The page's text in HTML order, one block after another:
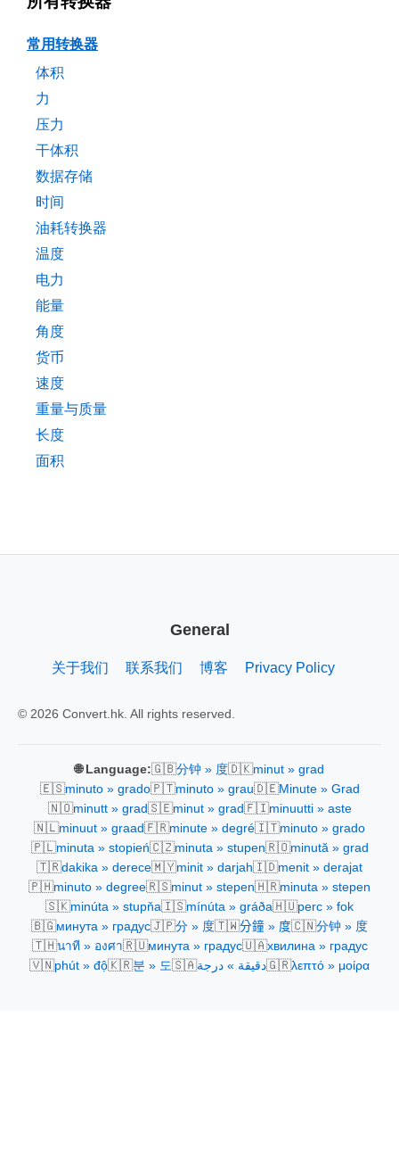
常用转换器
体积
力
压力
干体积
数据存储
时间
油耗转换器
温度
电力
能量
角度
货币
速度
重量与质量
长度
面积
General
关于我们 联系我们 博客 Privacy Policy
© 2026 Convert.hk. All rights reserved.
🌐 Language:🇬🇧分钟 » 度🇩🇰minut » grad
🇪🇸minuto » grado🇵🇹minuto » grau🇩🇪Minute » Grad
🇳🇴minutt » grad🇸🇪minut » grad🇫🇮minuutti » aste
🇳🇱minuut » graad🇫🇷minute » degré🇮🇹minuto » grado
🇵🇱minuta » stopień🇨🇿minuta » stupen🇷🇴minută » grad
🇹🇷dakika » derece🇲🇾minit » darjah🇮🇩menit » derajat
🇵🇭minuto » degree🇷🇸minut » stepen🇭🇷minuta » stepen
🇸🇰minúta » stupňa🇮🇸mínúta » gráða🇭🇺perc » fok
🇧🇬минута » градус🇯🇵分 » 度🇹🇼分鐘 » 度🇨🇳分钟 » 度
🇹🇭นาที » องศา🇷🇺минута » градус🇺🇦хвилина » градус
🇻🇳phút » độ🇰🇷분 » 도🇸🇦دقيقة » درجة🇬🇷λεπτό » μοίρα